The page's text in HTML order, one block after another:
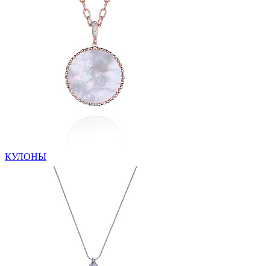
КУЛОНЫ